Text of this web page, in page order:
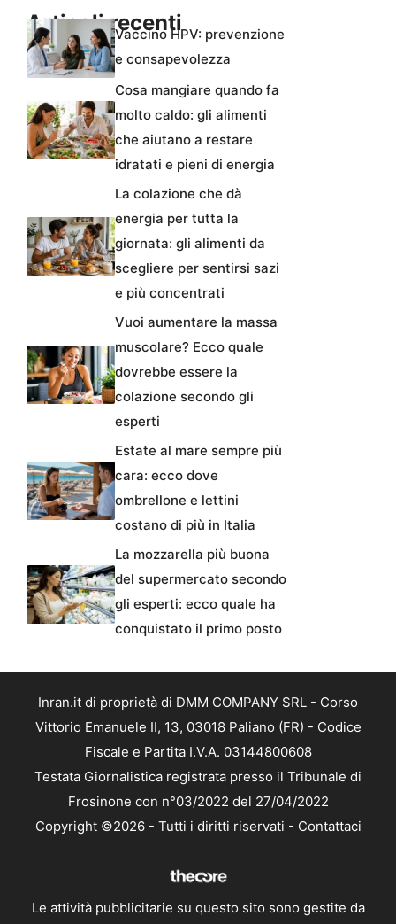
Articoli recentiVaccino HPV: prevenzione
e consapevolezza
Cosa mangiare quando fa
molto caldo: gli alimenti
che aiutano a restare
idratati e pieni di energia
La colazione che dà
energia per tutta la
giornata: gli alimenti da
scegliere per sentirsi sazi
e più concentrati
Vuoi aumentare la massa
muscolare? Ecco quale
dovrebbe essere la
colazione secondo gli
esperti
Estate al mare sempre più
cara: ecco dove
ombrellone e lettini
costano di più in Italia
La mozzarella più buona
del supermercato secondo
gli esperti: ecco quale ha
conquistato il primo posto
Inran.it di proprietà di DMM COMPANY SRL - Corso
Vittorio Emanuele II, 13, 03018 Paliano (FR) - Codice
Fiscale e Partita I.V.A. 03144800608
Testata Giornalistica registrata presso il Tribunale di
Frosinone con n°03/2022 del 27/04/2022
Copyright ©2026 - Tutti i diritti riservati - Contattaci
Le attività pubblicitarie su questo sito sono gestite da